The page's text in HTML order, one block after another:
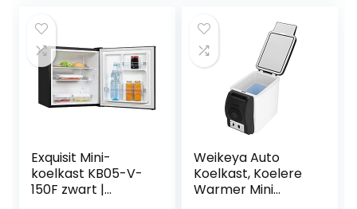
Exquisit Mini-
koelkast KB05-V-
150F zwart |
Weikeya Auto
Koelkast, Koelere
Warmer Mini